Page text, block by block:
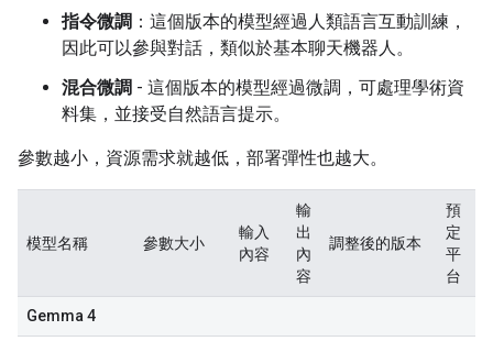
指令微調 ：這個版本的模型經過人類語言互動訓練，
因此可以參與對話，類似於基本聊天機器人。
混合微調 - 這個版本的模型經過微調，可處理學術資
料集，並接受自然語言提示。
參數越小，資源需求就越低，部署彈性也越大。
模型名稱 參數大小
輸入
內容
輸
出
內
容
調整後的版本
預
定
平
台
Gemma 4